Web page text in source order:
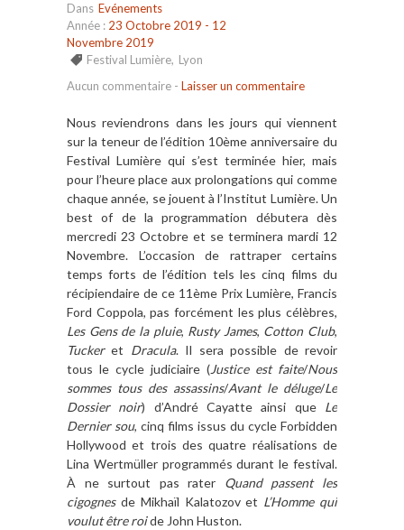
Dans Evénements
Année : 23 Octobre 2019 - 12
Novembre 2019
Festival Lumière, Lyon
Aucun commentaire - Laisser un commentaire
Nous reviendrons dans les jours qui viennent
sur la teneur de l’édition 10ème anniversaire du
Festival Lumière qui s’est terminée hier, mais
pour l’heure place aux prolongations qui comme
chaque année, se jouent à l’Institut Lumière. Un
best of de la programmation débutera dès
mercredi 23 Octobre et se terminera mardi 12
Novembre. L’occasion de rattraper certains
temps forts de l’édition tels les cinq films du
récipiendaire de ce 11ème Prix Lumière, Francis
Ford Coppola, pas forcément les plus célèbres,
Les Gens de la pluie, Rusty James, Cotton Club,
Tuckeret Dracula. Il sera possible de revoir
tous le cycle judiciaire (Justice est faite/Nous
sommes tous des assassins/Avant le déluge/Le
Dossier noir) d’André Cayatte ainsi queLe
Dernier sou, cinq films issus du cycle Forbidden
Hollywood et trois des quatre réalisations de
Lina Wertmüller programmés durant le festival.
À ne surtout pas rater Quand passent les
cigognesde Mikhaïl Kalatozov et L’Homme qui
voulut être roide John Huston.